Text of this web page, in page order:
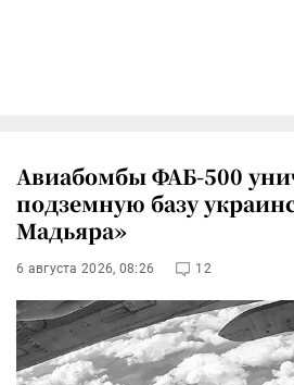
Авиабомбы ФАБ-500
подземную базу
Мадьяра»
6 августа 2026, 08:26 12